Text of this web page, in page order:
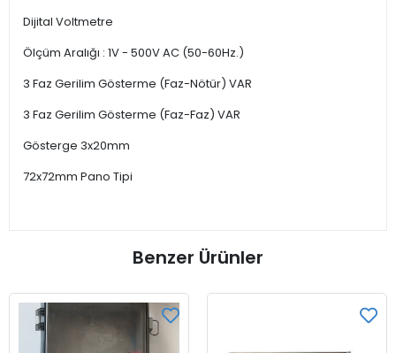
Dijital Voltmetre
Ölçüm Aralığı : 1V - 500V AC (50-60Hz.)
3 Faz Gerilim Gösterme (Faz-Nötür) VAR
3 Faz Gerilim Gösterme (Faz-Faz) VAR
Gösterge 3x20mm
72x72mm Pano Tipi
Benzer Ürünler